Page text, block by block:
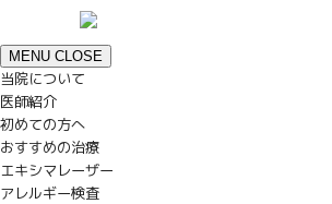
MENU CLOSE
当院について
医師紹介
初めての方へ
おすすめの治療
エキシマレーザー
アレルギー検査